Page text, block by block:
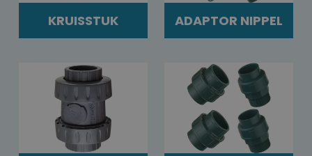
KRUISSTUK ADAPTOR NIPPEL